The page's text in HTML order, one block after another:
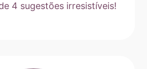
4 sugestões irresistíveis!